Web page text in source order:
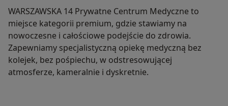
WARSZAWSKA 14 Prywatne Centrum Medyczne to
miejsce kategorii premium, gdzie stawiamy na
nowoczesne i całościowe podejście do zdrowia.
Zapewniamy specjalistyczną opiekę medyczną bez
kolejek, bez pośpiechu, w odstresowującej
atmosferze, kameralnie i dyskretnie.